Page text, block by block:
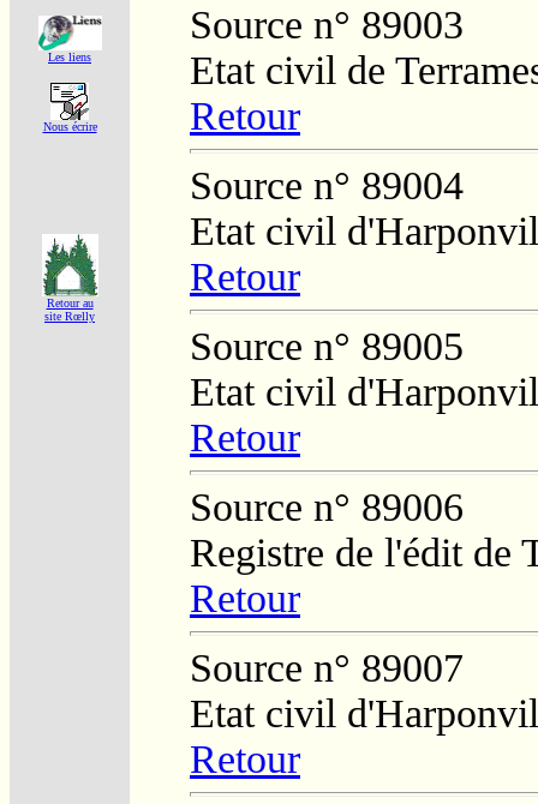
Les liens
Nous écrire
Retour au
site Rœlly
Source n° 89003
Etat civil de
Retour
Source n° 89004
Etat civil
Retour
Source n° 89005
Etat civil
Retour
Source n° 89006
Registre de l'édit de
Retour
Source n° 89007
Etat civil
Retour